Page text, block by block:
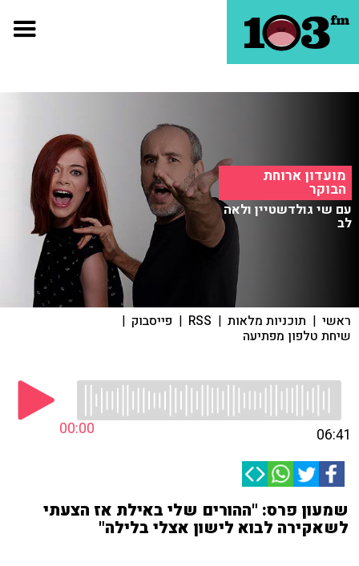
מועדון ארוחת
הבוקר
עם שי גולדשטיין ולאה
לב
ראשי | תוכניות מלאות |
RSS
| פייסבוק |
שיחת טלפון מפתיעה
00:00 06:41
שמעון פרס: "ההורים שלי באילת אז הצעתי
לשאקירה לבוא לישון אצלי בלילה"